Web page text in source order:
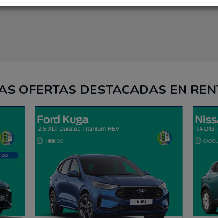
OFERTAS DESTACADAS EN